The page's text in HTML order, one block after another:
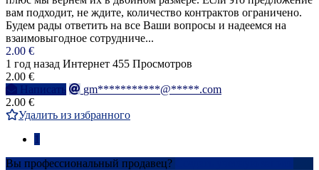
вам подходит, не ждите, количество контрактов ограничено.
Будем рады ответить на все Ваши вопросы и надеемся на
взаимовыгодное сотрудниче...
2.00 €
1 год назад Интернет 455 Просмотров
2.00 €
Написать
gm***********@*****.com
2.00 €
Удалить из избранного
Вы профессиональный продавец?